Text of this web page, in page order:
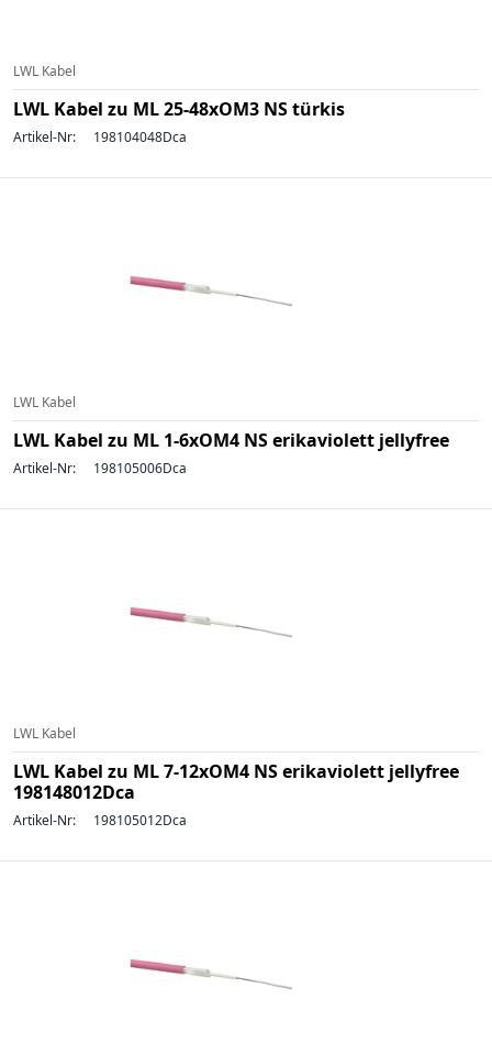
LWL Kabel
LWL Kabel zu ML 25-48xOM3 NS türkis
Artikel-Nr: 198104048Dca
LWL Kabel
LWL Kabel zu ML 1-6xOM4 NS erikaviolett jellyfree
Artikel-Nr: 198105006Dca
LWL Kabel
LWL Kabel zu ML 7-12xOM4 NS erikaviolett jellyfree
198148012Dca
Artikel-Nr: 198105012Dca